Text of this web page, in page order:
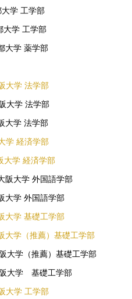
学 工学部
学 工学部
学 薬学部
大学 法学部
大学 法学部
学 法学部
学 経済学部
学 経済学部
大学 外国語学部
学 外国語学部
学 基礎工学部
学（推薦）基礎工学部
大学（推薦）基礎工学部
大学 基礎工学部
大学 工学部